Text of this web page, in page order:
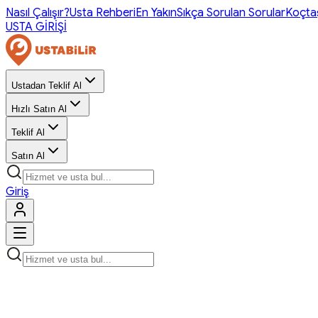
Nasıl Çalışır?Usta RehberiEn YakınSıkça Sorulan Sorular
USTA GİRİŞİ
Ustadan Teklif Al
Hızlı Satın Al
Teklif Al
Satın Al
Giriş